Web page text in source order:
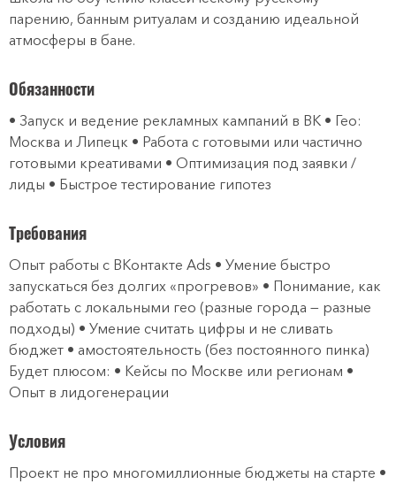
парению, банным ритуалам и созданию идеальной
атмосферы в бане.
Обязанности
• Запуск и ведение рекламных кампаний в ВК • Гео:
Москва и Липецк • Работа с готовыми или частично
готовыми креативами • Оптимизация под заявки /
лиды • Быстрое тестирование гипотез
Требования
Опыт работы с ВКонтакте Ads • Умение быстро
запускаться без долгих «прогревов» • Понимание, как
работать с локальными гео (разные города — разные
подходы) • Умение считать цифры и не сливать
бюджет • амостоятельность (без постоянного пинка)
Будет плюсом: • Кейсы по Москве или регионам •
Опыт в лидогенерации
Условия
Проект не про многомиллионные бюджеты на старте •